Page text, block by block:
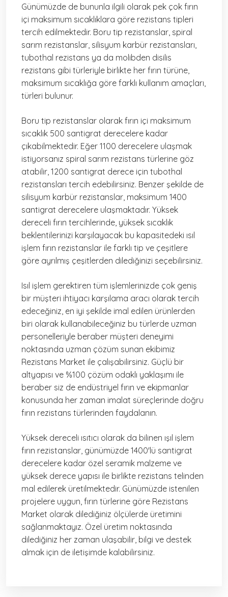
Günümüzde de bununla ilgili olarak pek çok fırın
içi maksimum sıcaklıklara göre rezistans tipleri
tercih edilmektedir. Boru tip rezistanslar, spiral
sarım rezistanslar, silisyum karbür rezistansları,
tubothal rezistans ya da molibden disilis
rezistans gibi türleriyle birlikte her fırın türüne,
maksimum sıcaklığa göre farklı kullanım amaçları,
türleri bulunur.
Boru tip rezistanslar olarak fırın içi maksimum
sıcaklık 500 santigrat derecelere kadar
çıkabilmektedir. Eğer 1100 derecelere ulaşmak
istiyorsanız spiral sarım rezistans türlerine göz
atabilir, 1200 santigrat derece için tubothal
rezistansları tercih edebilirsiniz. Benzer şekilde de
silisyum karbür rezistanslar, maksimum 1400
santigrat derecelere ulaşmaktadır. Yüksek
dereceli fırın tercihlerinde, yüksek sıcaklık
beklentilerinizi karşılayacak bu kapasitedeki ısıl
işlem fırın rezistanslar ile farklı tip ve çeşitlere
göre ayrılmış çeşitlerden dilediğinizi seçebilirsiniz.
Isıl işlem gerektiren tüm işlemlerinizde çok geniş
bir müşteri ihtiyacı karşılama aracı olarak tercih
edeceğiniz, en iyi şekilde imal edilen ürünlerden
biri olarak kullanabileceğiniz bu türlerde uzman
personelleriyle beraber müşteri deneyimi
noktasında uzman çözüm sunan ekibimiz
Rezistans Market ile çalışabilirsiniz. Güçlü bir
altyapısı ve %100 çözüm odaklı yaklaşımı ile
beraber siz de endüstriyel fırın ve ekipmanlar
konusunda her zaman imalat süreçlerinde doğru
fırın rezistans türlerinden faydalanın.
Yüksek dereceli ısıtıcı olarak da bilinen ışıl işlem
fırın rezistanslar, günümüzde 1400'lü santigrat
derecelere kadar özel seramik malzeme ve
yüksek derece yapısı ile birlikte rezistans telinden
mal edilerek üretilmektedir. Günümüzde istenilen
projelere uygun, fırın türlerine göre Rezistans
Market olarak dilediğiniz ölçülerde üretimini
sağlanmaktayız. Özel üretim noktasında
dilediğiniz her zaman ulaşabilir, bilgi ve destek
almak için de iletişimde kalabilirsiniz.